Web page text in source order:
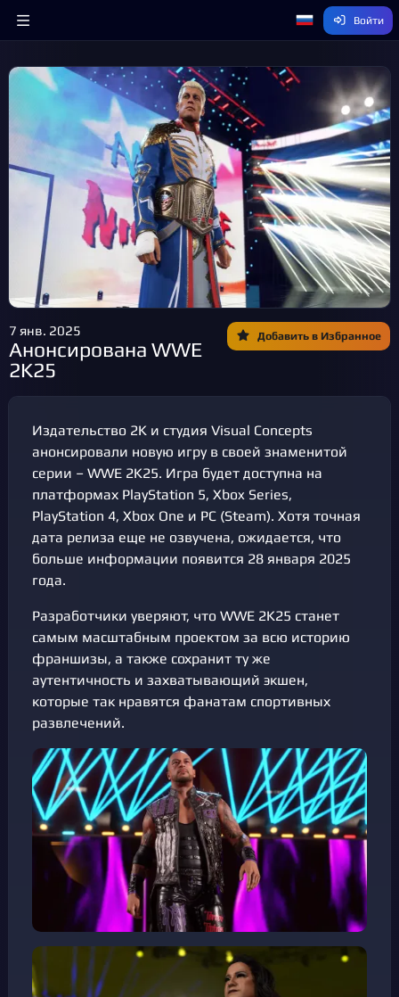
Войти
Добавить в Избранное
7 янв. 2025
Анонсирована WWE
2K25
Издательство 2K и студия Visual Concepts
анонсировали новую игру в своей знаменитой
серии – WWE 2K25. Игра будет доступна на
платформах PlayStation 5, Xbox Series,
PlayStation 4, Xbox One и PC (Steam). Хотя точная
дата релиза еще не озвучена, ожидается, что
больше информации появится 28 января 2025
года.
Разработчики уверяют, что WWE 2K25 станет
самым масштабным проектом за всю историю
франшизы, а также сохранит ту же
аутентичность и захватывающий экшен,
которые так нравятся фанатам спортивных
развлечений.